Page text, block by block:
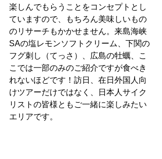
楽しんでもらうことをコンセプトとし
ていますので、もちろん美味しいもの
のリサーチもかかせません。来島海峡
SAの塩レモンソフトクリーム、下関の
フグ刺し（てっさ）、広島の牡蠣、こ
こでは一部のみのご紹介ですが食べき
れないほどです！訪日、在日外国人向
けツアーだけではなく、日本人サイク
リストの皆様ともご一緒に楽しみたい
エリアです。